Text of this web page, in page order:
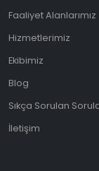
Faaliyet Alanlarımız
Hizmetlerimiz
Ekibimiz
Blog
Sıkça Sorulan
İletişim